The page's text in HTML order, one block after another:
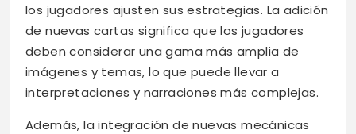
los jugadores ajusten sus estrategias. La adición
de nuevas cartas significa que los jugadores
deben considerar una gama más amplia de
imágenes y temas, lo que puede llevar a
interpretaciones y narraciones más complejas.
Además, la integración de nuevas mecánicas